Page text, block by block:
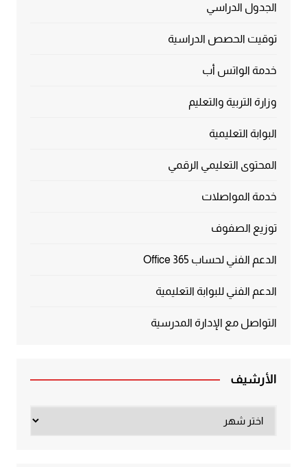
الجدول الدراسي
توقيت الحصص الدراسية
خدمة الواتس أب
وزارة التربية والتعليم
البوابة التعليمية
المحتوى التعليمي الرقمي
خدمة المواصلات
توزيع الصفوف
الدعم الفني لحساب Office 365
الدعم الفني للبوابة التعليمية
التواصل مع الإدارة المدرسية
الأرشيف